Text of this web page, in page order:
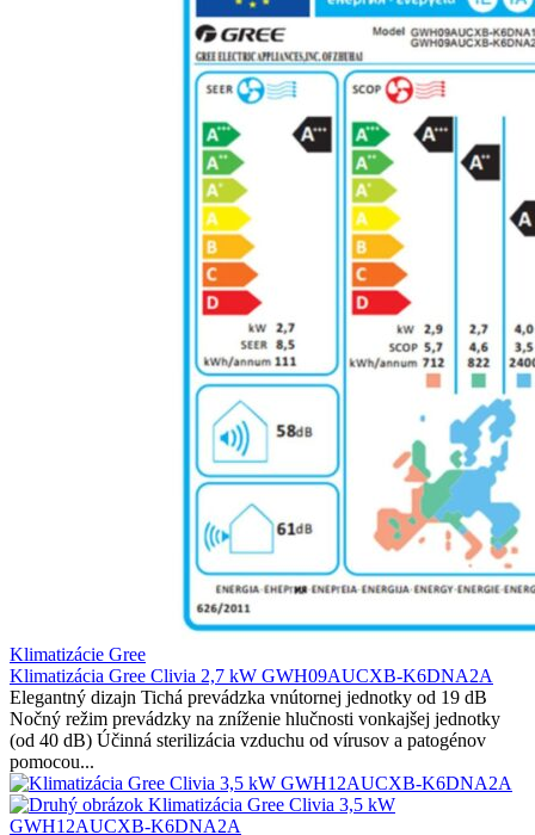
Klimatizácie Gree
Klimatizácia Gree Clivia 2,7 kW GWH09AUCXB-K6DNA2A
Elegantný dizajn Tichá prevádzka vnútornej jednotky od 19 dB
Nočný režim prevádzky na zníženie hlučnosti vonkajšej jednotky
(od 40 dB) Účinná sterilizácia vzduchu od vírusov a patogénov
pomocou...